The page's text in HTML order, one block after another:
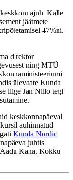
Kalle
jäätmete
47%ni.
direktor
ning MTÜ
ülevaate Kunda
liige Jan Niilo tegi
keskkonnapäeval
auhinnatud
Kunda Nordic
juhtis
Kana. Kokku